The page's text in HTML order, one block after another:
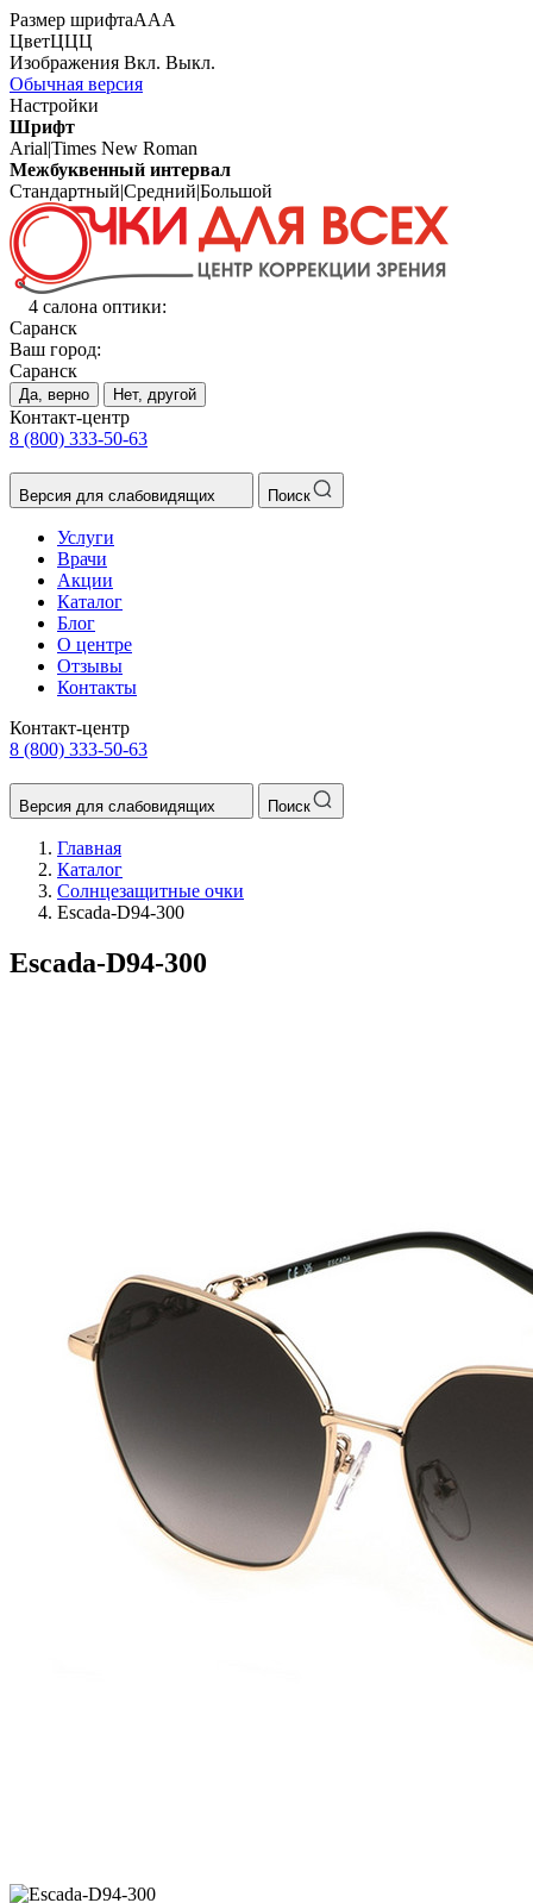
Размер шрифтаААА
ЦветЦЦЦ
Изображения Вкл. Выкл.
Обычная версия
Настройки
Шрифт
Arial|Times New Roman
Межбуквенный интервал
Стандартный|Средний|Большой
4 салона оптики:
Саранск
Ваш город:
Саранск
Да, верно Нет, другой
Контакт-центр
8 (800) 333-50-63
Версия для слабовидящих Поиск
Услуги
Врачи
Акции
Каталог
Блог
О центре
Отзывы
Контакты
Контакт-центр
8 (800) 333-50-63
Версия для слабовидящих Поиск
Главная
Каталог
Солнцезащитные очки
Escada-D94-300
Escada-D94-300